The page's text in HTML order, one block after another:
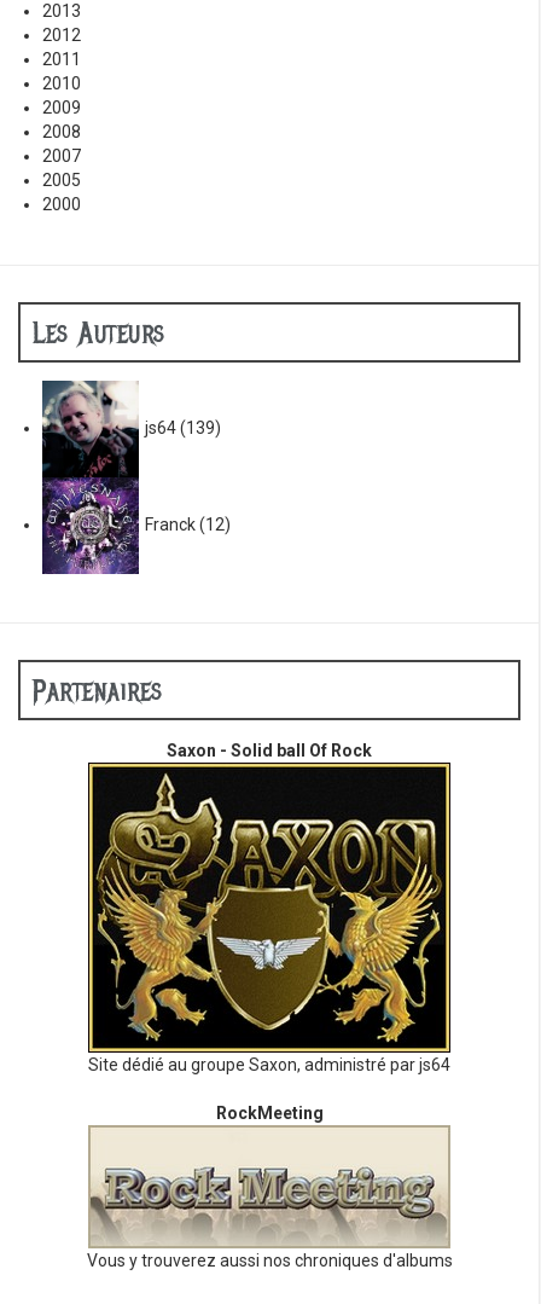
2013
2012
2011
2010
2009
2008
2007
2005
2000
Les Auteurs
js64(139)
Franck(12)
Partenaires
Saxon - Solid ball Of Rock
Site dédié au groupe Saxon, administré par js64
RockMeeting
Vous y trouverez aussi nos chroniques d'albums